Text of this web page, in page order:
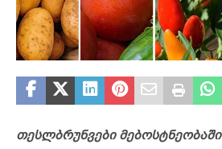
თესლბრუნვები მებოსტნეობაში